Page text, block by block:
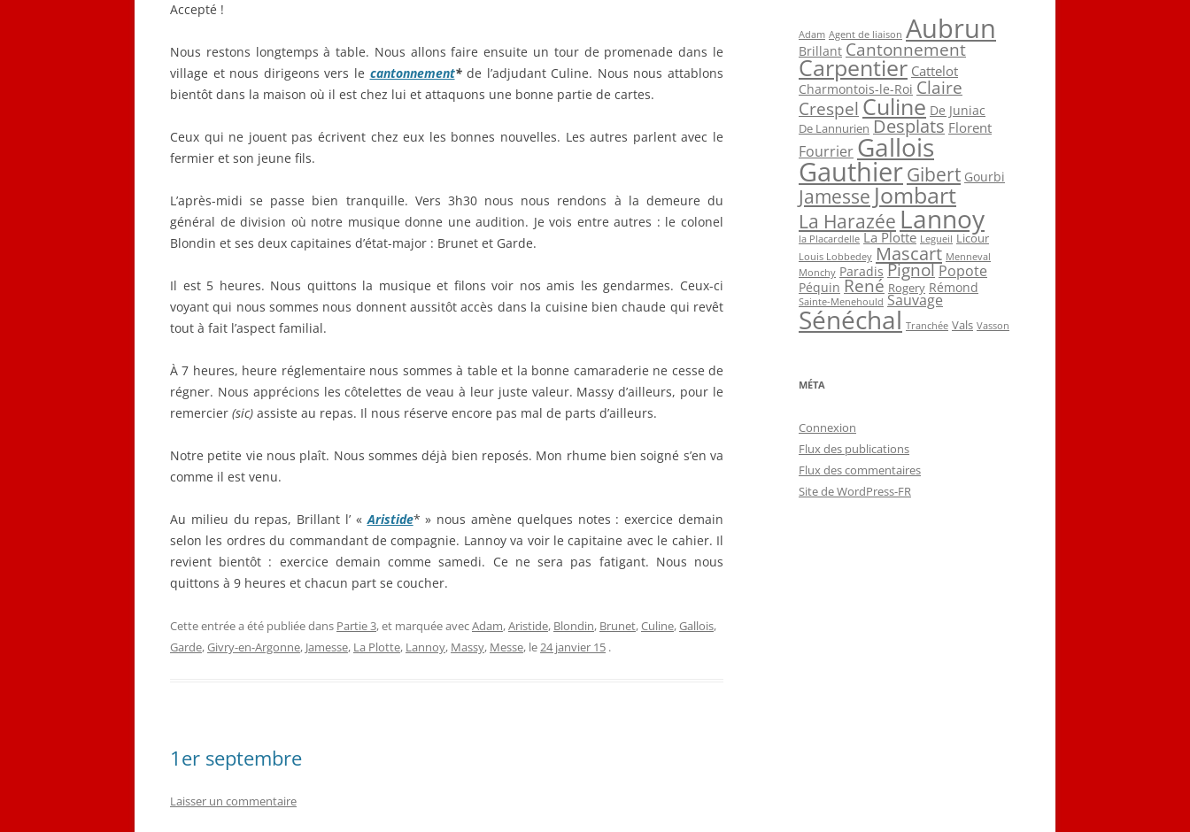
Accepté !
Nous restons longtemps à table. Nous allons faire ensuite un tour de promenade dans le
village et nous dirigeons vers le cantonnement* de l’adjudant Culine. Nous nous attablons
bientôt dans la maison où il est chez lui et attaquons une bonne partie de cartes.
Ceux qui ne jouent pas écrivent chez eux les bonnes nouvelles. Les autres parlent avec le
fermier et son jeune fils.
L’après-midi se passe bien tranquille. Vers 3h30 nous nous rendons à la demeure du
général de division où notre musique donne une audition. Je vois entre autres : le colonel
Blondin et ses deux capitaines d’état-major : Brunet et Garde.
Il est 5 heures. Nous quittons la musique et filons voir nos amis les gendarmes. Ceux-ci
voyant qui nous sommes nous donnent aussitôt accès dans la cuisine bien chaude qui revêt
tout à fait l’aspect familial.
À 7 heures, heure réglementaire nous sommes à table et la bonne camaraderie ne cesse de
régner. Nous apprécions les côtelettes de veau à leur juste valeur. Massy d’ailleurs, pour le
remercier (sic) assiste au repas. Il nous réserve encore pas mal de parts d’ailleurs.
Notre petite vie nous plaît. Nous sommes déjà bien reposés. Mon rhume bien soigné s’en va
comme il est venu.
Au milieu du repas, Brillant l’ «Aristide* » nous amène quelques notes : exercice demain
selon les ordres du commandant de compagnie. Lannoy va voir le capitaine avec le cahier. Il
revient bientôt : exercice demain comme samedi. Ce ne sera pas fatigant. Nous nous
quittons à 9 heures et chacun part se coucher.
Cette entrée a été publiée dans Partie 3, et marquée avecAdam,Aristide, Blondin, Brunet,Culine,Gallois,
Garde,Givry-en-Argonne, Jamesse, La Plotte, Lannoy, Massy, Messe, le24 janvier 15 .
1er septembre
Laisser un commentaire
Adam Agent de liaison Aubrun
Brillant Cantonnement
Carpentier Cattelot
Charmontois-le-Roi Claire
Crespel Culine De Juniac
De Lannurien Desplats Florent
Fourrier Gallois
GauthierGibert Gourbi
JamesseJombart
La HarazéeLannoy
la Placardelle La Plotte Legueil Licour
Louis Lobbedey Mascart Menneval
Monchy Paradis Pignol Popote
Péquin René Rogery Rémond
Sainte-Menehould Sauvage
Sénéchal Tranchée Vals Vasson
MÉTA
Connexion
Flux des publications
Flux des commentaires
Site de WordPress-FR